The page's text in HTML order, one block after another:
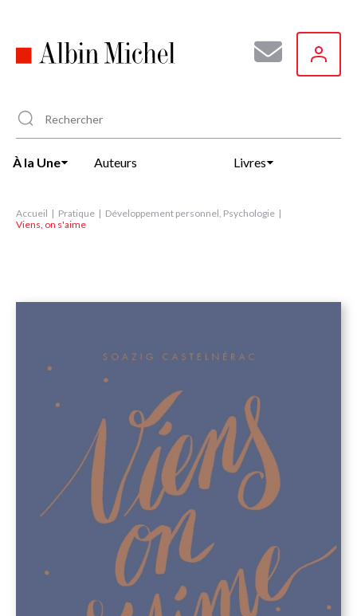
principal
À la Une Auteurs Livres
Accueil Pratique
Développement personnel, Psychologie
Viens, on s'aime